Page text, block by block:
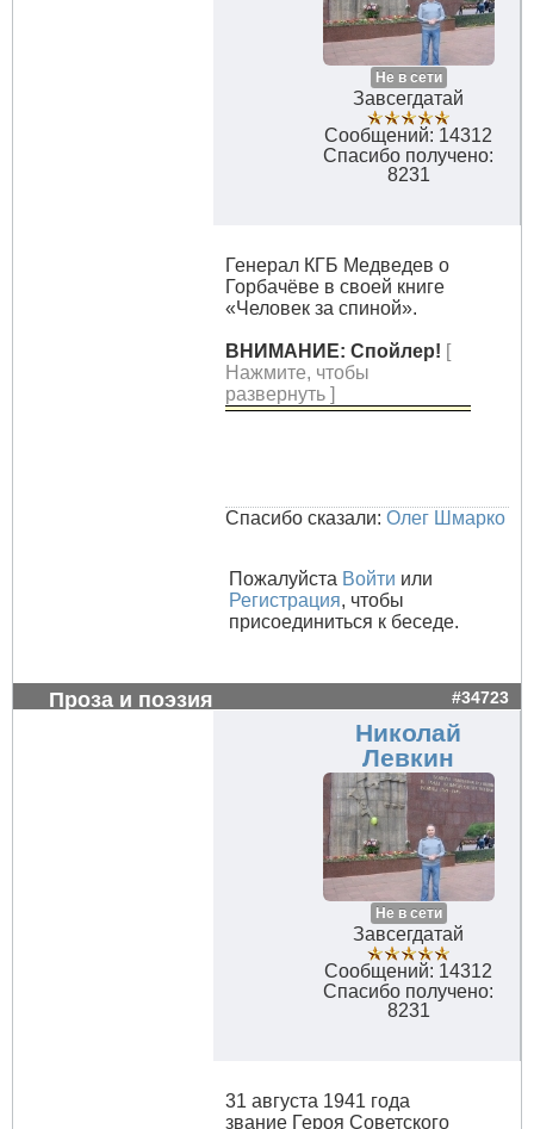
Не в сети
Завсегдатай
Сообщений: 14312
Спасибо получено:
8231
Генерал КГБ Медведев о
Горбачёве в своей книге
«Человек за спиной».
ВНИМАНИЕ: Спойлер! [
Нажмите, чтобы
развернуть ]
Спасибо сказали: Олег Шмарко
Пожалуйста Войти или
Регистрация, чтобы
присоединиться к беседе.
Проза и поэзия #34723
Николай
Левкин
Не в сети
Завсегдатай
Сообщений: 14312
Спасибо получено:
8231
31 августа 1941 года
звание Героя Советского